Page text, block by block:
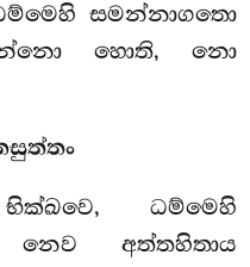
සමන්නාගතො
හොති, නො
ධම්මෙහි
අත්තහිතාය